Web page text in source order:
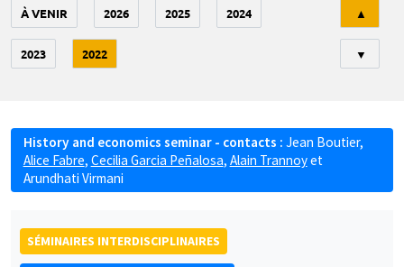
À VENIR 2026 2025 2024
2023 2022
▲
▼
History and economics seminar - contacts : Jean Boutier,
Alice Fabre, Cecilia Garcia Peñalosa, Alain Trannoyet
Arundhati Virmani
SÉMINAIRES INTERDISCIPLINAIRES